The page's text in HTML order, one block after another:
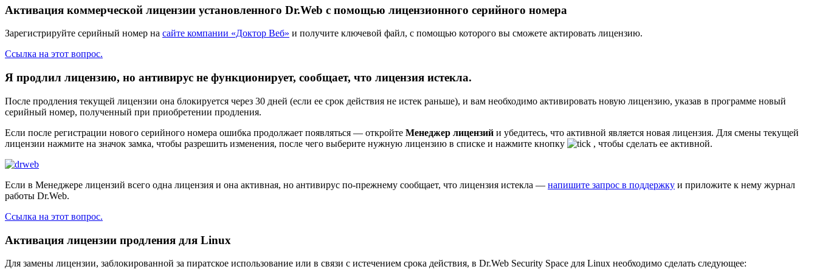
Активация коммерческой лицензии установленного Dr.Web с помощью лицензионного серийного номера
Зарегистрируйте серийный номер на сайте компании «Доктор Веб» и получите ключевой файл, с помощью которого вы сможете актировать лицензию.
Ссылка на этот вопрос.
Я продлил лицензию, но антивирус не функционирует, сообщает, что лицензия истекла.
После продления текущей лицензии она блокируется через 30 дней (если ее срок действия не истек раньше), и вам необходимо активировать новую лицензию, указав в программе новый
серийный номер, полученный при приобретении продления.
Если после регистрации нового серийного номера ошибка продолжает появляться — откройте Менеджер лицензий и убедитесь, что активной является новая лицензия. Для смены текущей
лицензии нажмите на значок замка, чтобы разрешить изменения, после чего выберите нужную лицензию в списке и нажмите кнопку
, чтобы сделать ее активной.
Если в Менеджере лицензий всего одна лицензия и она активная, но антивирус по-прежнему сообщает, что лицензия истекла — напишите запрос в поддержку и приложите к нему журнал
работы Dr.Web.
Ссылка на этот вопрос.
Активация лицензии продления для Linux
Для замены лицензии, заблокированной за пиратское использование или в связи с истечением срока действия, в Dr.Web Security Space для Linux необходимо сделать следующее: